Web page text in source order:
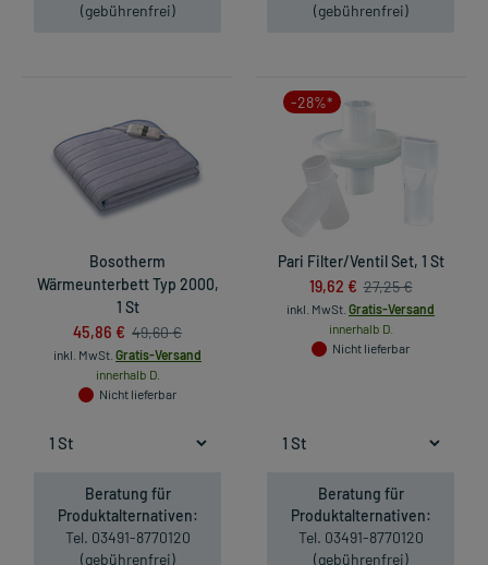
(gebührenfrei)
(gebührenfrei)
Bosotherm
Wärmeunterbett Typ 2000,
1 St
45,86 € 49,60 €
inkl. MwSt. Gratis-Versand
innerhalb D.
Nicht lieferbar
Beratung für
Produktalternativen:
Tel. 03491-8770120
(gebührenfrei)
-28%*
Pari Filter/Ventil Set, 1 St
19,62 € 27,25 €
inkl. MwSt. Gratis-Versand
innerhalb D.
Nicht lieferbar
Beratung für
Produktalternativen:
Tel. 03491-8770120
(gebührenfrei)